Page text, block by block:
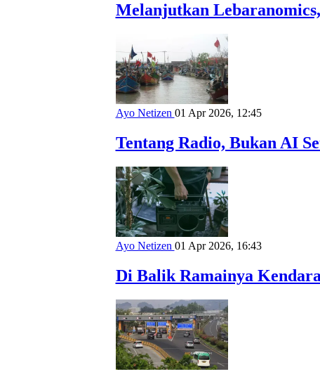
Melanjutkan
Ayo Netizen 01 Apr 2026, 12:45
Tentang Radio, Bukan AI
Ayo Netizen 01 Apr 2026, 16:43
Di Balik Ramainya